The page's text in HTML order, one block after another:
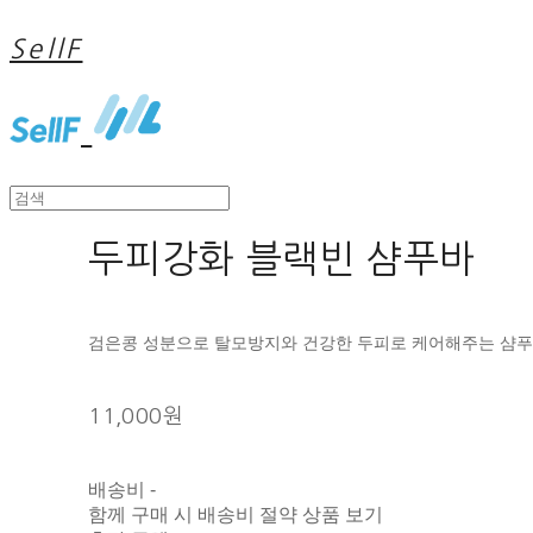
SellF
두피강화 블랙빈 샴푸바
검은콩 성분으로 탈모방지와 건강한 두피로 케어해주는 샴
11,000원
배송비-
함께 구매 시 배송비 절약 상품 보기